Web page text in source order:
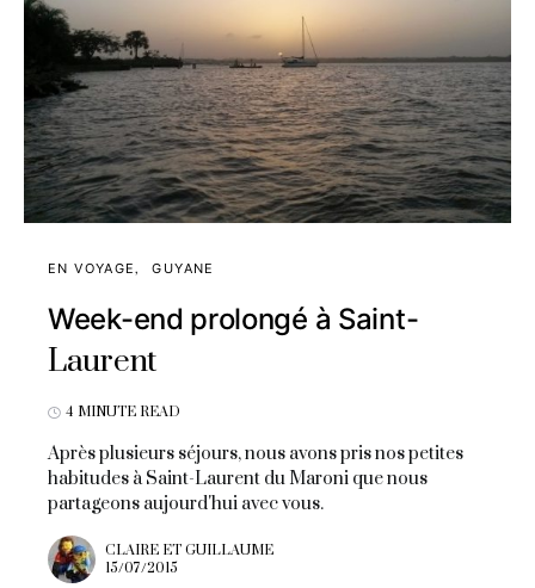
EN VOYAGE GUYANE
Week-end prolongé à Saint-
Laurent
4 MINUTE READ
Après plusieurs séjours, nous avons pris nos petites
habitudes à Saint-Laurent du Maroni que nous
partageons aujourd'hui avec vous.
CLAIRE ET GUILLAUME
15/07/2015